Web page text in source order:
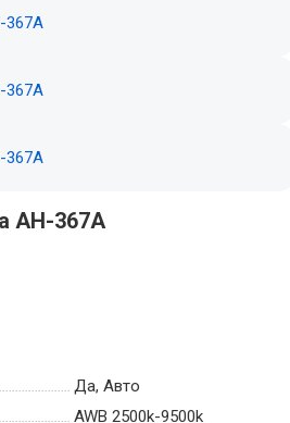
AH-367A
Да, Авто
AWB 2500k-9500k